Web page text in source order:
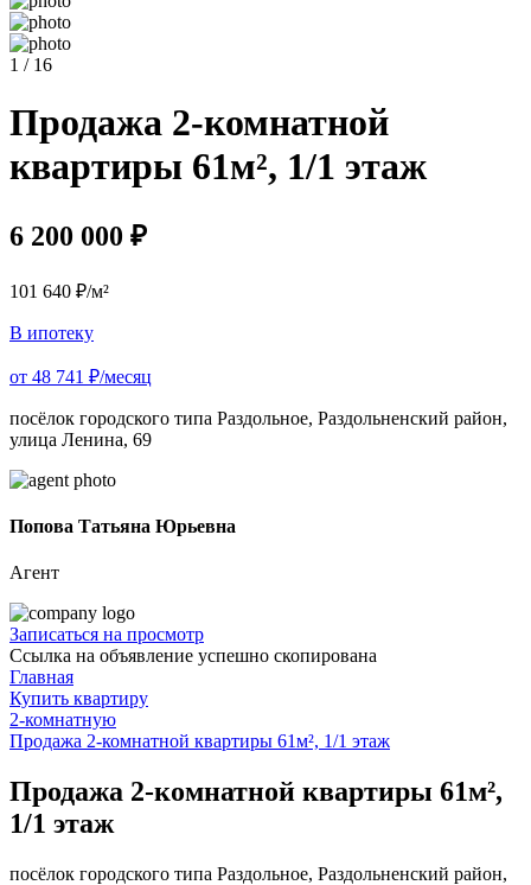
1 / 16
Продажа 2-комнатной
квартиры 61м², 1/1 этаж
6 200 000 ₽
101 640 ₽/м²
В ипотеку
от 48 741 ₽/месяц
посёлок городского типа Раздольное, Раздольненский район,
улица Ленина, 69
Попова Татьяна Юрьевна
Агент
Записаться на просмотр
Ссылка на объявление успешно скопирована
Главная
Купить квартиру
2-комнатную
Продажа 2-комнатной квартиры 61м², 1/1 этаж
Продажа 2-комнатной квартиры 61м²,
1/1 этаж
посёлок городского типа Раздольное, Раздольненский район,